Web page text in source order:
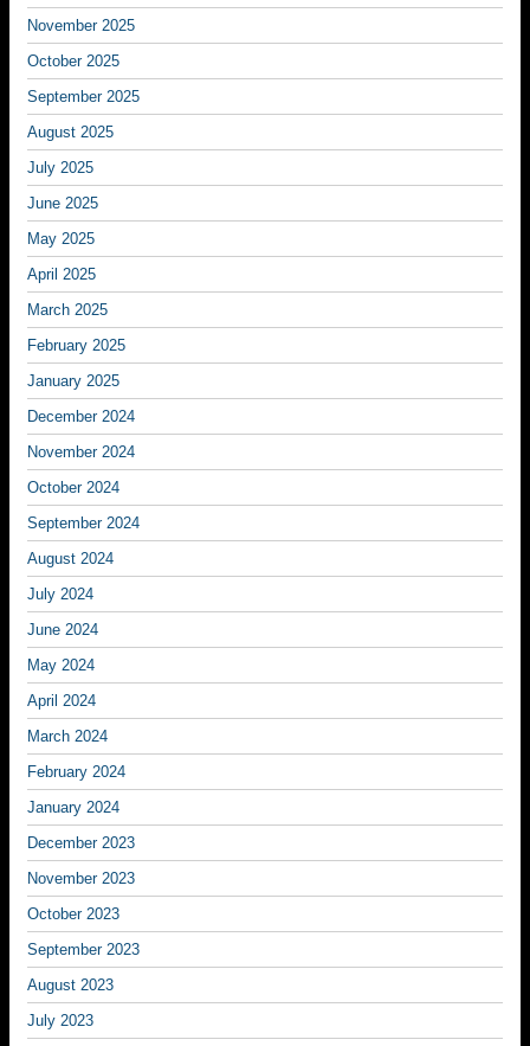
November 2025
October 2025
September 2025
August 2025
July 2025
June 2025
May 2025
April 2025
March 2025
February 2025
January 2025
December 2024
November 2024
October 2024
September 2024
August 2024
July 2024
June 2024
May 2024
April 2024
March 2024
February 2024
January 2024
December 2023
November 2023
October 2023
September 2023
August 2023
July 2023